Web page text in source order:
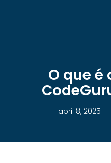
O que é
abril 8, 2025